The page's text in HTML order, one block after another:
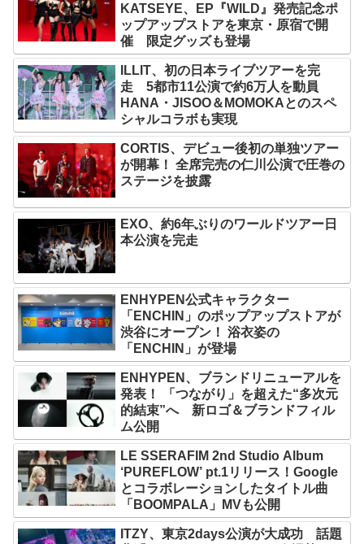
KATSEYE、EP『WILD』発売記念ポ
ップアップストアを東京・原宿で開
催 限定グッズも登場
ILLIT、初の日本ライブツアーを完
走 5都市11公演で約6万人を動員
HANA・JISOO＆MOMOKAとのスペ
シャルコラボも実現
CORTIS、デビュー後初の単独ツアー
が開幕！ 全席完売の仁川公演で圧巻の
ステージを披露
EXO、約6年ぶりのワールドツアー日
本公演を完走
ENHYPEN公式キャラクター
「ENCHIN」のポップアップストアが
渋谷にオープン！ 浴衣姿の
「ENCHIN」が登場
ENHYPEN、ブランドリニューアルを
発表！ 「つながり」を超えた“多次元
的結束”へ 新ロゴ＆ブランドフィル
ム公開
LE SSERAFIM 2nd Studio Album
‘PUREFLOW’ pt.1リリース！Google
とコラボレーションしたタイトル曲
「BOOMPALA」MVも公開
ITZY、東京2days公演が大成功 話題